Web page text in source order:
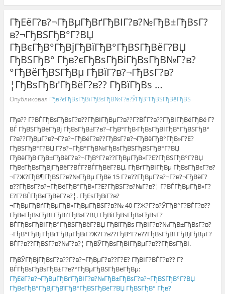
ГђЕёГ?в?¬ГђВµГђВґГђВІГ?в?№ГђВ±ГђВѕГ?
в?¬ГђВЅГђВ°Г?ВЏ
ГђВєГђВ°ГђВјГђВїГђВ°ГђВЅГђВёГ?ВЏ
ГђВЅГђВ° Гђв?єГђВѕГђВіГђВѕГђВ№Г?в?
°ГђВёГђВЅГђВµ ГђВїГ?в?¬ГђВѕГ?в?
¦ГђВѕГђВґГђВёГ?в?? ГђВїГђВѕ …
Опубликовал Гђв?єГђВѕГђВіГђВѕГђВ№Г?в?ЎГђВ°ГђВЅГђВёГђВЅ
Гђв?? Г?ВЃГђВѕГђВѕГ?в??ГђВІГђВµГ?в??Г?ВЃГ?в??ГђВІГђВёГђВё Г?
ВЃ ГђВЅГђВёГђВј ГђВѕГђВ±Г?в?¬ГђВ°ГђВ·ГђВѕГђВІГђВ°ГђВЅГђВ°
Г?в??ГђВµГ?в?¬Г?в?¬ГђВёГ?в??ГђВѕГ?в?¬ГђВёГђВ°ГђВ»Г?Е?
ГђВЅГђВ°Г?ВЏ Г?в?¬ГђВ°ГђВ№ГђВѕГђВЅГђВЅГђВ°Г?ВЏ
ГђВёГђВ·ГђВ±ГђВёГ?в?¬ГђВ°Г?в??ГђВµГђВ»Г?Е?ГђВЅГђВ°Г?ВЏ
ГђВєГђВѕГђВјГђВёГ?ВЃГ?ВЃГђВёГ?ВЏ, ГђВґГђВІГђВµ ГђВѕГђВєГ?в?
¬Г?Ж?ГђВ¶ГђВЅГ?в?№ГђВµ ГђВё 15 Г?в??ГђВµГ?в?¬Г?в?¬ГђВёГ?
в??ГђВѕГ?в?¬ГђВёГђВ°ГђВ»Г?Е?ГђВЅГ?в?№Г?в?¦ Г?ВЃГђВµГђВ»Г?
Е?Г?ВЃГђВєГђВёГ?в?¦. ГђЕѕГђВїГ?в?
¬ГђВµГђВґГђВµГђВ»ГђВµГђВЅГ?в?№ 40 Г?Ж?Г?в?ЎГђВ°Г?ВЃГ?в??
ГђВєГђВѕГђВІ ГђВґГђВ»Г?ВЏ ГђВіГђВѕГђВ»ГђВѕГ?
ВЃГђВѕГђВІГђВ°ГђВЅГђВёГ?ВЏ ГђВїГђВѕ ГђВІГ?в?№ГђВ±ГђВѕГ?в?
¬ГђВ°ГђВј ГђВґГђВµГђВїГ?Ж?Г?в??ГђВ°Г?в??ГђВѕГђВІ ГђВјГђВµГ?
ВЃГ?в??ГђВЅГ?в?№Г?в?¦ ГђВЎГђВѕГђВІГђВµГ?в??ГђВѕГђВІ.
ГђВЎГђВјГђВѕГ?в??Г?в?¬ГђВµГ?в??Г?Е? ГђВІГ?ВЃГ?в?? Г?
ВЃГђВѕГђВѕГђВ±Г?в?°ГђВµГђВЅГђВёГђВµ:
ГђЕёГ?в?¬ГђВµГђВґГђВІГ?в?№ГђВ±ГђВѕГ?в?¬ГђВЅГђВ°Г?ВЏ
ГђВєГђВ°ГђВјГђВїГђВ°ГђВЅГђВёГ?ВЏ ГђВЅГђВ° Гђв?